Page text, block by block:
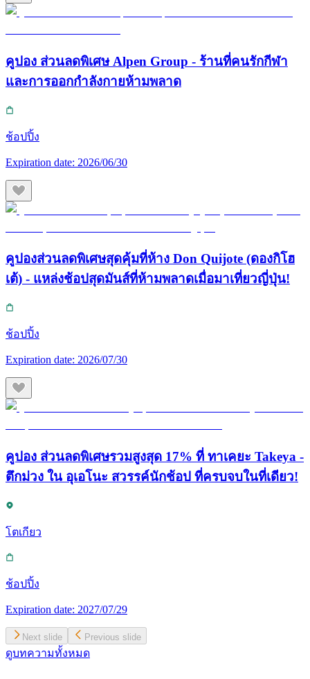
คูปอง ส่วนลดพิเศษ Alpen Group - ร้านที่คนรักกีฬา
และการออกกำลังกายห้ามพลาด
ช้อปปิ้ง
Expiration date: 2026/06/30
คูปองส่วนลดพิเศษสุดคุ้มที่ห้าง Don Quijote (ดองกิโฮ
เต้) - แหล่งช้อปสุดมันส์ที่ห้ามพลาดเมื่อมาเที่ยวญี่ปุ่น!
ช้อปปิ้ง
Expiration date: 2026/07/30
คูปอง ส่วนลดพิเศษรวมสูงสุด 17% ที่ ทาเคยะ Takeya -
ตึกม่วง ใน อุเอโนะ สวรรค์นักช้อป ที่ครบจบในที่เดียว!
โตเกียว
ช้อปปิ้ง
Expiration date: 2027/07/29
Next slide Previous slide
ดูบทความทั้งหมด